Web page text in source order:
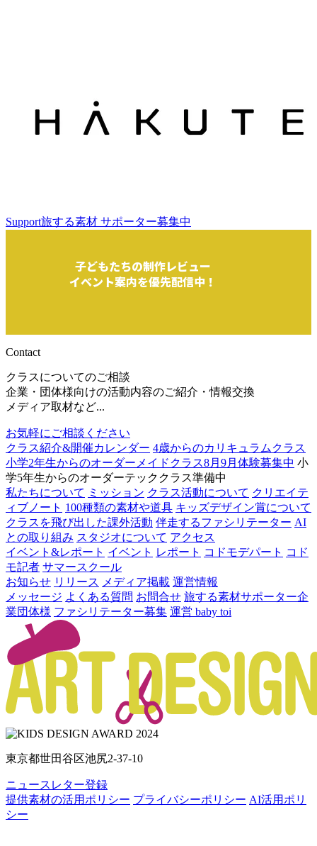
Support旅する素材 サポーター募集中
子どもたちの制作レビュー
イベント案内を優先配信中！
Contact
クラスについてのご相談
企業・団体様向けの活動内容のご紹介・情報交換
メディア取材など...
お気軽にご相談ください
クラス紹介&開催カレンダー 4歳からのカリキュラムクラス
小学2年生からのオーダーメイドクラス8月9月体験募集中 小
学5年生からのオーダーテッククラス準備中
私たちについて ミッション クラス活動について クリエイテ
ィブノート 100種類の素材や道具 キッズデザイン賞について
クラスを飛び出した課外活動 伴走するファシリテーター AI
との取り組み スタジオについて アクセス
イベント&レポート イベント レポート コドモデパート コド
モ記者 サマースクール
お知らせ リリース メディア掲載 運営情報
メッセージ よくある質問 お問合せ 旅する素材サポーター企
業団体様 ファシリテーター募集 運営 baby toi
東京都世田谷区池尻2-37-10
ニュースレター登録
提供素材の活用ポリシー プライバシーポリシー AI活用ポリ
シー